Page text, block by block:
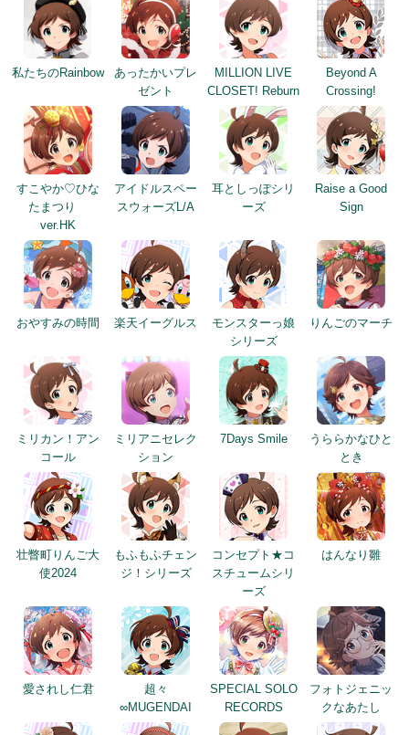
私たちのRainbow
あったかいプレ
ゼント
MILLION LIVE
CLOSET! Reburn
Beyond A
Crossing!
すこやか♡ひな
たまつり
ver.HK
アイドルスペー
スウォーズL/A
耳としっぽシリ
ーズ
Raise a Good
Sign
おやすみの時間 楽天イーグルス
モンスターっ娘
シリーズ
りんごのマーチ
ミリカン！アン
コール
ミリアニセレク
ション
7Days Smile
うららかなひと
とき
壮瞥町りんご大
使2024
もふもふチェン
ジ！シリーズ
コンセプト★コ
スチュームシリ
ーズ
はんなり雛
愛されし仁君
超々
∞MUGENDAI
SPECIAL SOLO
RECORDS
フォトジェニッ
クなあたし